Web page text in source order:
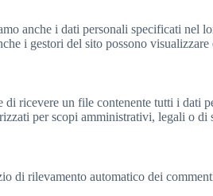
anche i dati personali specificati
i gestori del sito possono
ricevere un file contenente tutti i
per scopi amministrativi, legali o di
di rilevamento automatico dei